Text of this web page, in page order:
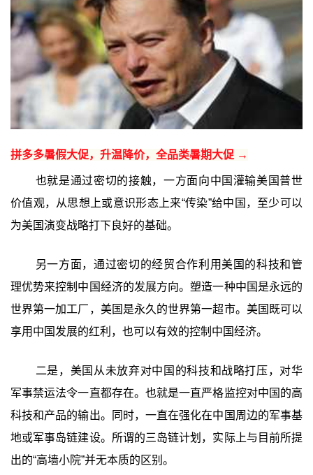
拼多多暑假大促，升温降价，全品类暑期大促 →
也就是通过密切的接触，一方面向中国灌输美国普世
价值观，从思想上或意识形态上来“传染”给中国，至少可以
为美国演变战略打下良好的基础。
另一方面，通过密切的经贸合作利用美国的科技和管
理优势来控制中国经济的发展方向。塑造一种中国是永远的
世界第一加工厂，美国是永久的世界第一超市。美国既可以
享用中国发展的红利，也可以有效的控制中国经济。
二是，美国从未放弃对中国的科技和战略打压，对华
军事禁运法令一直都存在。也就是一直严格监控对中国的高
科技和产品的输出。同时，一直在强化在中国周边的军事基
地或军事岛链建设。所谓的三岛链计划，实际上与目前所提
出的“高墙小院”并无本质的区别。